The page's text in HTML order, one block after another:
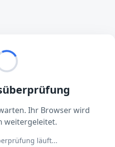
Ihr Browser wird
weitergeleitet.
läuft...